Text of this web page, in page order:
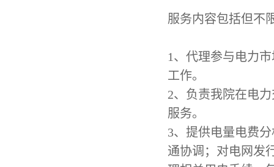
服务内容包括但不
1 、 代理参与电力
工作。
2、 负责我院在电
服务。
3、 提供电量电费
通协调；对电网发